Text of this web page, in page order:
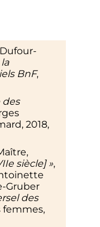
BnF,
des
2018,
siècle] »,
Gruber
des
femmes,